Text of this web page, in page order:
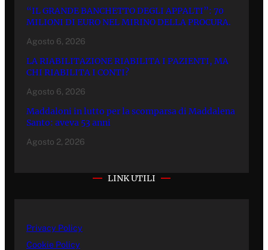
“IL GRANDE BANCHETTO DEGLI APPALTI”: 70
MILIONI DI EURO NEL MIRINO DELLA PROCURA.
Agosto 6, 2026
LA RIABILITAZIONE RIABILITA I PAZIENTI, MA
CHI RIABILITA I CONTI?
Agosto 6, 2026
Maddaloni in lutto per la scomparsa di Maddalena
Santo: aveva 53 anni
Agosto 2, 2026
LINK UTILI
Privacy Policy
Cookie Policy